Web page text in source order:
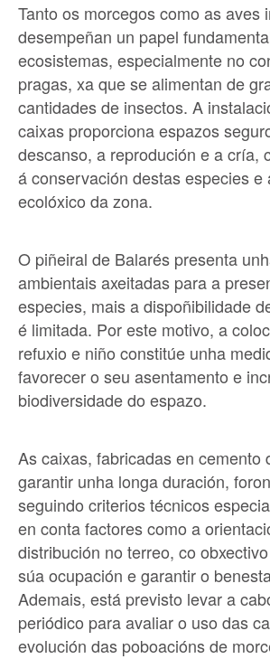
Tanto os morcegos como as aves
desempeñan un papel
ecosistemas, especialmente no
pragas, xa que se alimentan de
cantidades de insectos. A
caixas proporciona espazos
descanso, a reprodución e a cría,
á conservación destas especies e
ecolóxico da zona.
O piñeiral de Balarés presenta
ambientais axeitadas para a
especies, maisa dispoñibilidade
é limitada. Por este motivo, a
refuxio e niño constitúe unha
favorecer o seu asentamento e
biodiversidade do espazo.
As caixas, fabricadas en cemento
garantir unha longa duración,
seguindo criterios técnicos
en conta factores como a
distribución no terreo, co
súa ocupación e garantir o
Ademais, está previsto levar a
periódico para avaliar o uso das
evolución das poboacións de